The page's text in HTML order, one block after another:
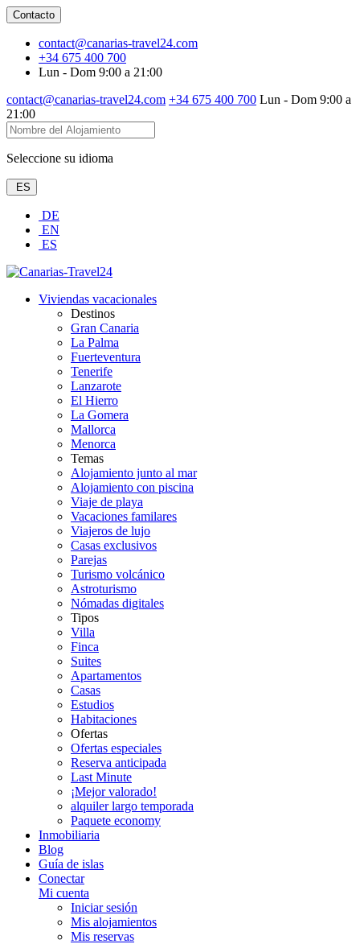
Contacto
contact@canarias-travel24.com
+34 675 400 700
Lun - Dom 9:00 a 21:00
contact@canarias-travel24.com +34 675 400 700 Lun - Dom 9:00 a
21:00
Seleccione su idioma
ES
DE
EN
ES
Viviendas vacacionales
Destinos
Gran Canaria
La Palma
Fuerteventura
Tenerife
Lanzarote
El Hierro
La Gomera
Mallorca
Menorca
Temas
Alojamiento junto al mar
Alojamiento con piscina
Viaje de playa
Vacaciones familares
Viajeros de lujo
Casas exclusivos
Parejas
Turismo volcánico
Astroturismo
Nómadas digitales
Tipos
Villa
Finca
Suites
Apartamentos
Casas
Estudios
Habitaciones
Ofertas
Ofertas especiales
Reserva anticipada
Last Minute
¡Mejor valorado!
alquiler largo temporada
Paquete economy
Inmobiliaria
Blog
Guía de islas
Conectar
Mi cuenta
Iniciar sesión
Mis alojamientos
Mis reservas